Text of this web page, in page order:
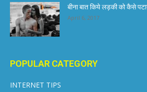
बीना बात किये लड़की को कैसे
April 6, 2017
POPULAR CATEGORY
INTERNET TIPS